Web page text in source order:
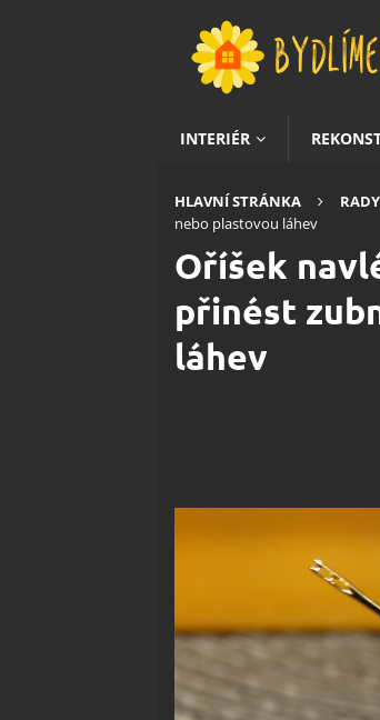
INTERIÉR
HLAVNÍ STRÁNKA
nebo plastovou láhev
Oříšek
přinést
láhev